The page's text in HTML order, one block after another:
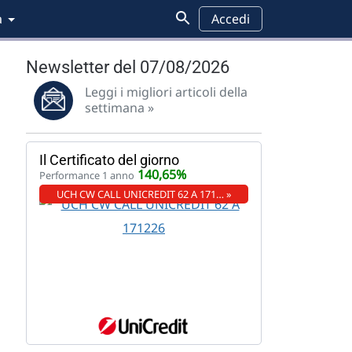
Accedi
Newsletter del 07/08/2026
Leggi i migliori articoli della
settimana »
Il Certificato del giorno
Performance 1 anno 140,65%
UCH CW CALL UNICREDIT 62 A 171… »